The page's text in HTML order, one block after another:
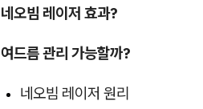
네오빔 레이저 효과?
여드름 관리 가능할까?
네오빔 레이저 원리